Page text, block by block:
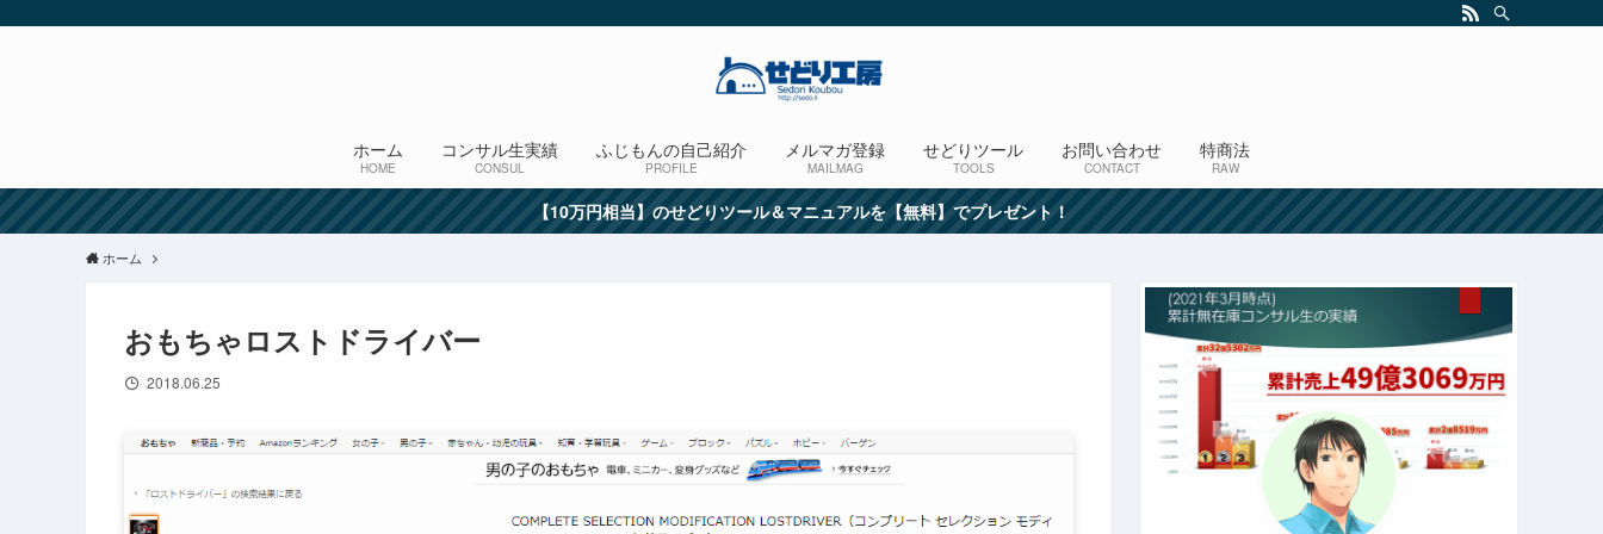
ホーム
HOME
コンサル生実績
CONSUL
ふじもんの自己紹介
PROFILE
メルマガ登録
MAILMAG
せどりツール
TOOLS
お問い合わせ
CONTACT
特商法
RAW
【10万円相当】のせどりツール＆マニュアルを【無料】でプレゼント！
ホーム
おもちゃロストドライバー
2018.06.25